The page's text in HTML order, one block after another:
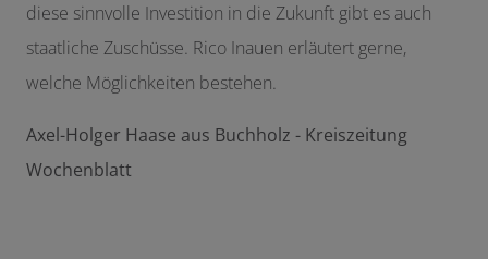
diese sinnvolle Investition in die Zukunft gibt es auch
staatliche Zuschüsse. Rico Inauen erläutert gerne,
welche Möglichkeiten bestehen.
Axel-Holger Haase aus Buchholz - Kreiszeitung
Wochenblatt